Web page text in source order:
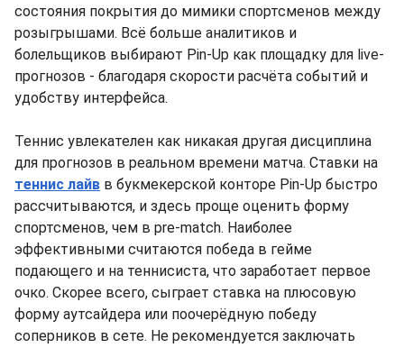
состояния покрытия до мимики спортсменов между
розыгрышами. Всё больше аналитиков и
болельщиков выбирают Pin-Up как площадку для live-
прогнозов - благодаря скорости расчёта событий и
удобству интерфейса.
Теннис увлекателен как никакая другая дисциплина
для прогнозов в реальном времени матча. Ставки на
теннис лайв в букмекерской конторе Pin-Up быстро
рассчитываются, и здесь проще оценить форму
спортсменов, чем в pre-match. Наиболее
эффективными считаются победа в гейме
подающего и на теннисиста, что заработает первое
очко. Скорее всего, сыграет ставка на плюсовую
форму аутсайдера или поочерёдную победу
соперников в сете. Не рекомендуется заключать